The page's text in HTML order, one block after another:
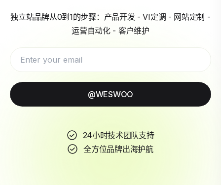
独立站品牌从0到1的步骤：产品开发 - VI定调 - 网站定制 -
运营自动化 - 客户维护
@WESWOO
24小时技术团队支持
全方位品牌出海护航